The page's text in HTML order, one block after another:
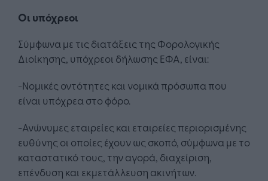
Οι υπόχρεοι
Σύμφωνα με τις διατάξεις της Φορολογικής
Διοίκησης, υπόχρεοι δήλωσης ΕΦΑ, είναι:
-Νομικές οντότητες και νομικά πρόσωπα που
είναι υπόχρεα στο φόρο.
-Ανώνυμες εταιρείες και εταιρείες περιορισμένης
ευθύνης οι οποίες έχουν ως σκοπό, σύμφωνα με το
καταστατικό τους, την αγορά, διαχείριση,
επένδυση και εκμετάλλευση ακινήτων.